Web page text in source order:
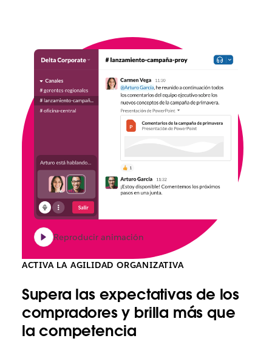
Reproducir animación
ACTIVA LA AGILIDAD ORGANIZATIVA
Supera las expectativas de los
compradores y brilla más que
la competencia